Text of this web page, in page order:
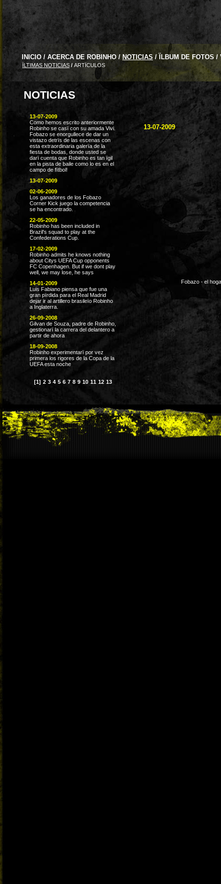
INICIO / ACERCA DE ROBINHO / NOTICIAS / ÏLBUM DE FOTOS /
ÏLTIMAS NOTICIAS / ARTÏCULOS
NOTICIAS
13-07-2009
Como hemos escrito anteriormente
Robinho se casï con su amada Vivi.
Fobazo se enorgullece de dar un
vistazo detrïs de las escenas con
esta extraordinaria galerïa de la
fiesta de bodas, donde usted se
darï cuenta que Robinho es tan ïgil
en la pista de baile como lo es en el
campo de fïtbol!
13-07-2009
02-06-2009
Los ganadores de los Fobazo
Corner Kick juego la competencia
se ha encontrado.
22-05-2009
Robinho has been included in
Brazil's squad to play at the
Confederations Cup.
17-02-2009
Robinho admits he knows nothing
about Citys UEFA Cup opponents
FC Copenhagen. But if we dont play
well, we may lose, he says
14-01-2009
Luis Fabiano piensa que fue una
gran pïrdida para el Real Madrid
dejar ir al artillero brasileïo Robinho
a Inglaterra.
26-09-2008
Gilvan de Souza, padre de Robinho,
gestionarï la carrera del delantero a
partir de ahora
18-09-2008
Robinho experimentarï por vez
primera los rigores de la Copa de la
UEFA esta noche
[1] 2 3 4 5 6 7 8 9 10 11 12 13
13-07-2009
Fobazo - el